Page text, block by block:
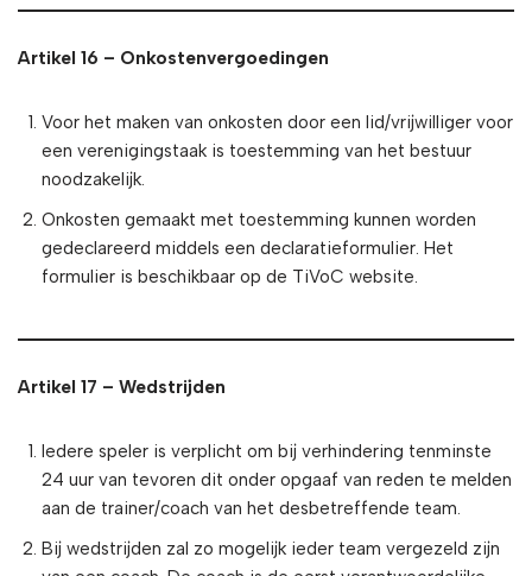
Artikel 16 – Onkostenvergoedingen
Voor het maken van onkosten door een lid/vrijwilliger voor
een verenigingstaak is toestemming van het bestuur
noodzakelijk.
Onkosten gemaakt met toestemming kunnen worden
gedeclareerd middels een declaratieformulier. Het
formulier is beschikbaar op de TiVoC website.
Artikel 17 – Wedstrijden
Iedere speler is verplicht om bij verhindering tenminste
24 uur van tevoren dit onder opgaaf van reden te melden
aan de trainer/coach van het desbetreffende team.
Bij wedstrijden zal zo mogelijk ieder team vergezeld zijn